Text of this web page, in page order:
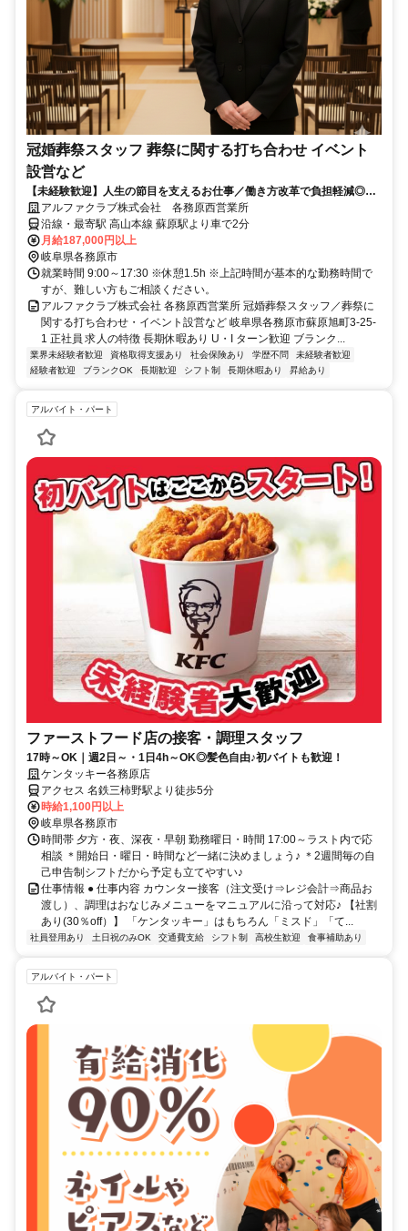
冠婚葬祭スタッフ 葬祭に関する打ち合わせ イベント
設営など
【未経験歓迎】人生の節目を支えるお仕事／働き方改革で負担軽減◎丁
寧な研修制度で初心者の方も安心♪異業種からの転職者も多数活躍中！週
休二日制でプライベートも充実◎安定して長く働けます
アルファクラブ株式会社 各務原西営業所
沿線・最寄駅 高山本線 蘇原駅より車で2分
月給187,000円以上
岐阜県各務原市
就業時間 9:00～17:30 ※休憩1.5h ※上記時間が基本的な勤務時間で
すが、難しい方もご相談ください。
アルファクラブ株式会社 各務原西営業所 冠婚葬祭スタッフ／葬祭に
関する打ち合わせ・イベント設営など 岐阜県各務原市蘇原旭町3-25-
1 正社員 求人の特徴 長期休暇あり U・I ターン歓迎 ブランク...
業界未経験者歓迎 資格取得支援あり 社会保険あり 学歴不問
未経験者歓迎
経験者歓迎
ブランクOK 長期歓迎 シフト制 長期休暇あり 昇給あり
アルバイト・パート
ファーストフード店の接客・調理スタッフ
17時～OK｜週2日～・1日4h～OK◎髪色自由♪初バイトも歓迎！
ケンタッキー各務原店
アクセス 名鉄三柿野駅より徒歩5分
時給1,100円以上
岐阜県各務原市
時間帯 夕方・夜、深夜・早朝 勤務曜日・時間 17:00～ラスト内で応
相談 ＊開始日・曜日・時間など一緒に決めましょう♪ ＊2週間毎の自
己申告制シフトだから予定も立てやすい♪
仕事情報 ● 仕事内容 カウンター接客（注文受け⇒レジ会計⇒商品お
渡し）、調理はおなじみメニューをマニュアルに沿って対応♪ 【社割
あり(30％off）】 「ケンタッキー」はもちろん「ミスド」「て...
社員登用あり 土日祝のみOK 交通費支給 シフト制 高校生歓迎 食事補助あり
アルバイト・パート